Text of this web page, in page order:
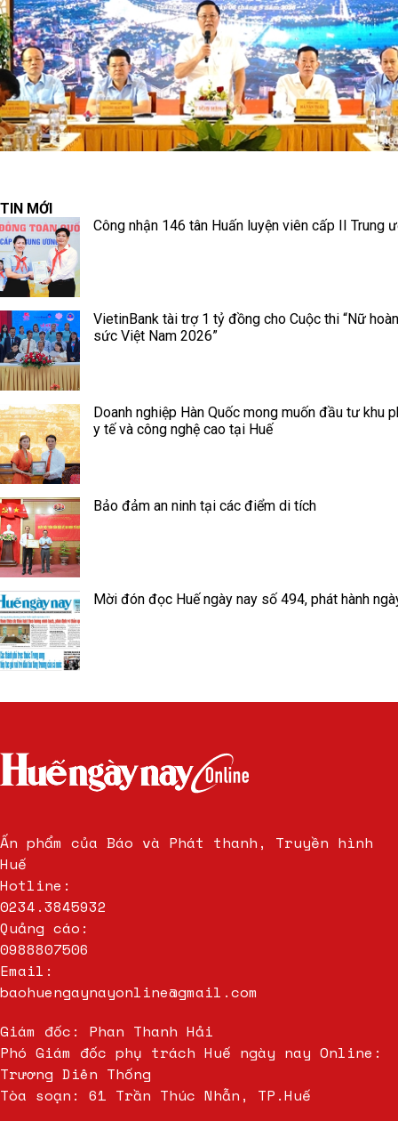
TIN MỚI
Công nhận 146 tân Huấn luyện viên cấp II Trung
VietinBank tài trợ 1 tỷ đồng cho Cuộc thi “Nữ
sức Việt Nam 2026”
Doanh nghiệp Hàn Quốc mong muốn đầu tư khu
y tế và công nghệ cao tại Huế
Bảo đảm an ninh tại các điểm di tích
Mời đón đọc Huế ngày nay số 494, phát hành
Ấn phẩm của Báo và Phát thanh, Truyền hình
Huế
Hotline:
0234.3845932
Quảng cáo:
0988807506
Email:
baohuengaynayonline@gmail.com
Giám đốc: Phan Thanh Hải
Phó Giám đốc phụ trách Huế ngày nay Online:
Trương Diên Thống
Tòa soạn: 61 Trần Thúc Nhẫn, TP.Huế